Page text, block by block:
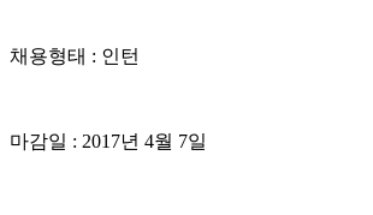
채용형태 : 인턴
마감일 : 2017년 4월 7일